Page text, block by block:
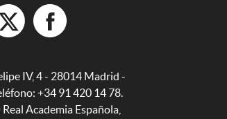
IV, 4 - 28014 Madrid -
+34 91 420 14 78.
Academia Española,